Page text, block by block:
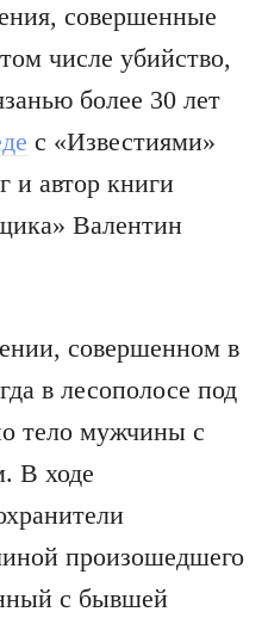
совершенные
числе убийство,
более 30 лет
с «Известиями»
и автор книги
Валентин
совершенном в
в лесополосе под
тело мужчины с
В ходе
произошедшего
с бывшей